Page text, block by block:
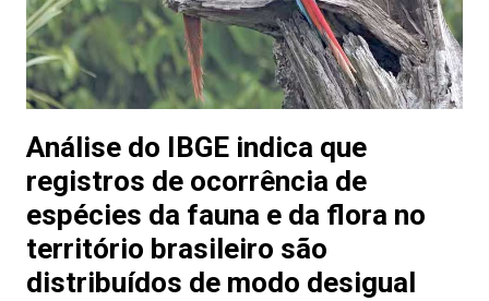
Análise do IBGE indica que
registros de ocorrência de
espécies da fauna e da flora no
território brasileiro são
distribuídos de modo desigual